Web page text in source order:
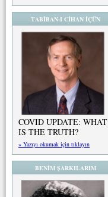
TABİBAN-I CİHAN İÇÜN
COVID UPDATE: WHAT
IS THE TRUTH?
» Yazıyı okumak için tıklayın
BENİM ŞARKILARIM